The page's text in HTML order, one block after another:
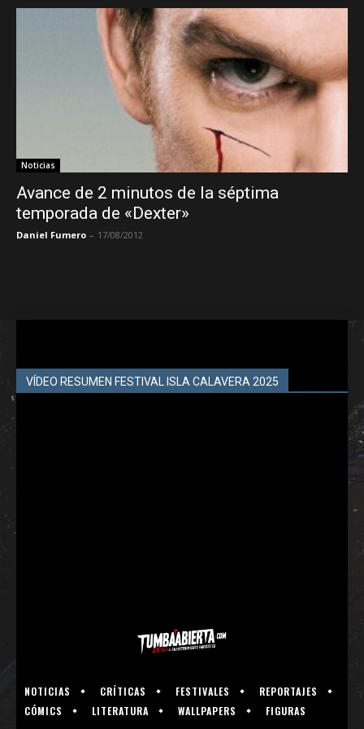
Noticias
Avance de 2 minutos de la séptima
temporada de «Dexter»
Daniel Fumero - 17/08/2012
VÍDEO RESUMEN FESTIVAL ISLA CALAVERA 2025
NOTICIAS CRÍTICAS FESTIVALES
REPORTAJES
CÓMICS
LITERATURA WALLPAPERS FIGURAS